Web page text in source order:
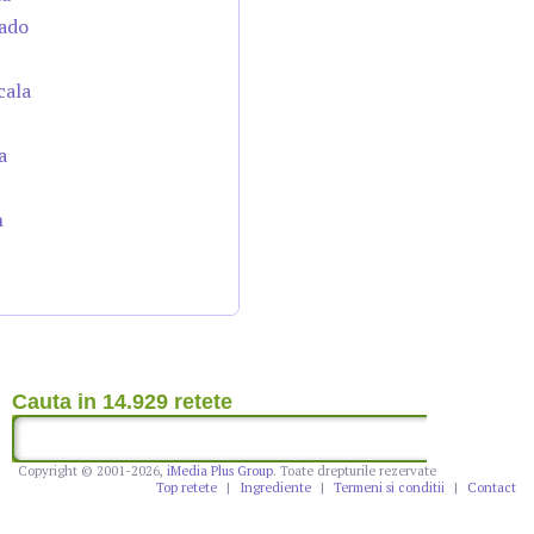
Cauta in 14.929 retete
Copyright © 2001-2026, iMedia Plus Group. Toate drepturile rezervate
Top retete
| Ingrediente | Termeni si conditii | Contact